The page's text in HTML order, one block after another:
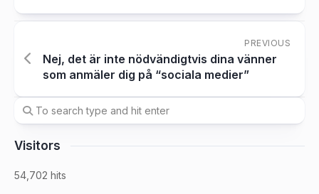
PREVIOUS
Nej, det är inte nödvändigtvis dina vänner
som anmäler dig på “sociala medier”
Visitors
54,702 hits